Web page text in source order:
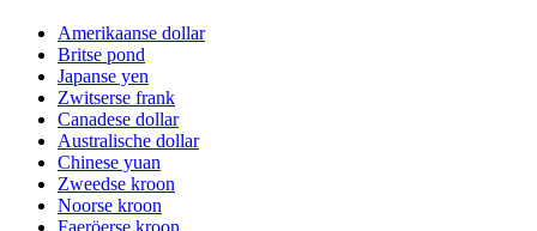
Amerikaanse dollar
Britse pond
Japanse yen
Zwitserse frank
Canadese dollar
Australische dollar
Chinese yuan
Zweedse kroon
Noorse kroon
Faeröerse kroon